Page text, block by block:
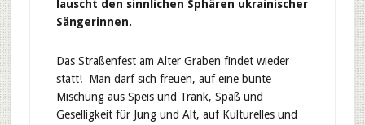
lauscht den sinnlichen Sphären ukrainischer
Sängerinnen.
Das Straßenfest am Alter Graben findet wieder
statt! Man darf sich freuen, auf eine bunte
Mischung aus Speis und Trank, Spaß und
Geselligkeit für Jung und Alt, auf Kulturelles und